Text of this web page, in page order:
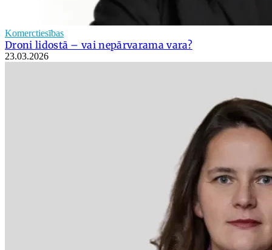
Komerctiesības
Droni lidostā – vai nepārvarama vara?
23.03.2026